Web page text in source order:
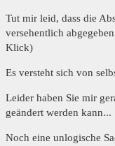
Tut mir leid, dass die
versehentlich
Klick)
Es versteht sich von
Leider haben Sie mir
geändert werden kann...
Noch eine unlogische